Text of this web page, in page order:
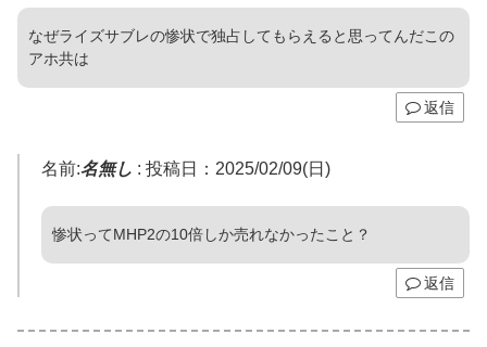
なぜライズサブレの惨状で独占してもらえると思ってんだこの
アホ共は
返信
名前:名無し : 投稿日：2025/02/09(日)
惨状ってMHP2の10倍しか売れなかったこと？
返信